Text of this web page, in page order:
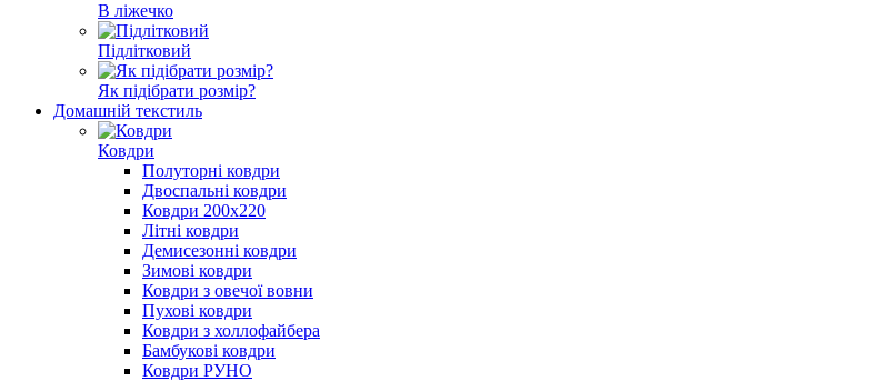
В ліжечко
Підлітковий
Як підібрати розмір?
Домашній текстиль
Ковдри
Полуторні ковдри
Двоспальні ковдри
Ковдри 200х220
Літні ковдри
Демисезонні ковдри
Зимові ковдри
Ковдри з овечої вовни
Пухові ковдри
Ковдри з холлофайбера
Бамбукові ковдри
Ковдри РУНО